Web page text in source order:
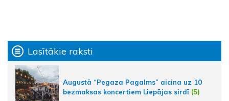
Lasītākie raksti
Augustā “Pegaza Pagalms” aicina uz 10
bezmaksas koncertiem Liepājas sirdī (5)